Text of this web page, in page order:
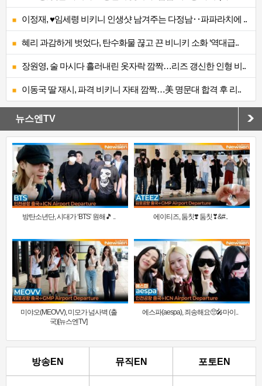
이정재, ♥임세령 비키니 인생샷 남겨주는 다정남‥파파라치에 ..
혜리 과감하게 벗었다, 탄수화물 끊고 끈 비니키 소화 ‘역대급..
장원영, 술 마시다 흘러내린 옷자락 깜짝…리즈 갱신한 인형 비..
이동국 딸 재시, 파격 비키니 자태 깜짝…美 명문대 합격 후 리..
뉴스엔TV
방탄소년단, 시대가 ‘BTS’ 원해🎵 .. 에이티즈, 둠칫❣️ 둠칫❣&#..
미야오(MEOVV), 미모가 넘사벽 (출
국)[뉴스엔TV]
에스파(aespa), 죄송해요🥺🎤마이..
방송EN 뮤직EN 포토EN